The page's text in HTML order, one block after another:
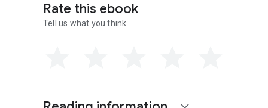
Rate this ebook
Tell us what you think.